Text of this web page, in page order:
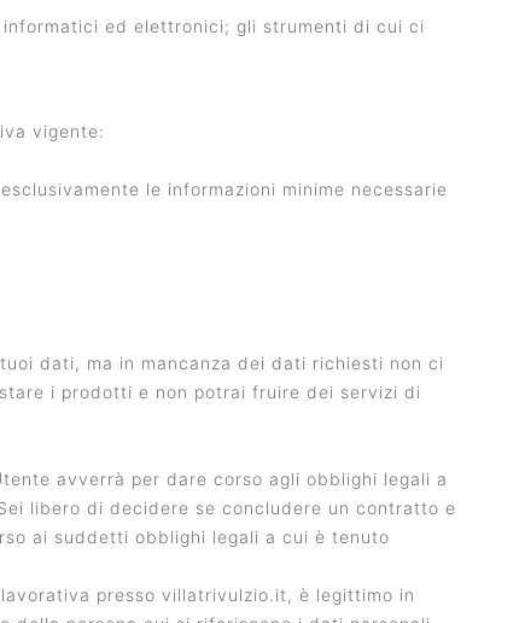
ed elettronici; gli strumenti di cui ci
vigente:
le informazioni minime necessarie
dati, ma in mancanza dei dati richiesti non ci
i prodotti e non potrai fruire dei servizi di
avverrà per dare corso agli obblighi legali a
libero di decidere se concludere un contratto e
ai suddetti obblighi legali a cui è tenuto
presso villatrivulzio.it, è legittimo in